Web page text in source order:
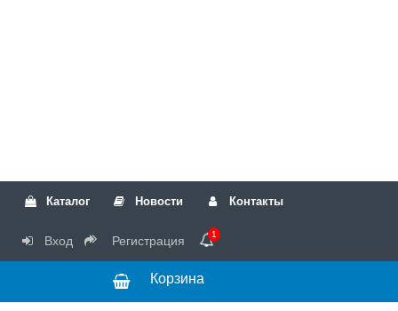
Каталог Новости Контакты
Вход Регистрация 1
Корзина